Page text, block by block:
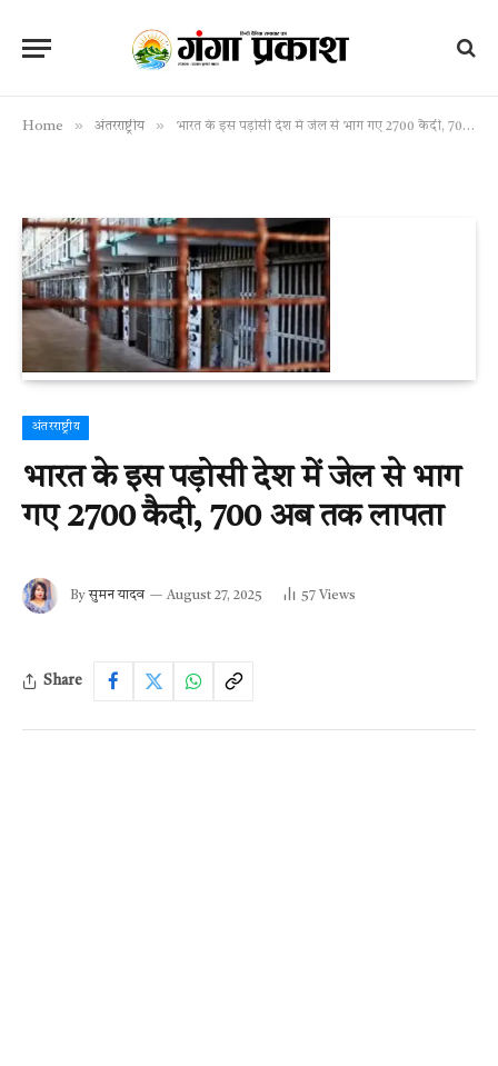
Home » अंतरराष्ट्रीय » भारत के इस पड़ोसी देश में जेल से भाग गए 2700 कैदी, 700 अब तक लापता
अंतरराष्ट्रीय
भारत के इस पड़ोसी देश में जेल से भाग
गए 2700 कैदी, 700 अब तक लापता
By सुमन यादव August 27, 2025 57 Views
Share